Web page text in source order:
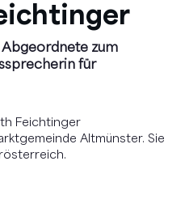
zum
für
Feichtinger
Altmünster. Sie